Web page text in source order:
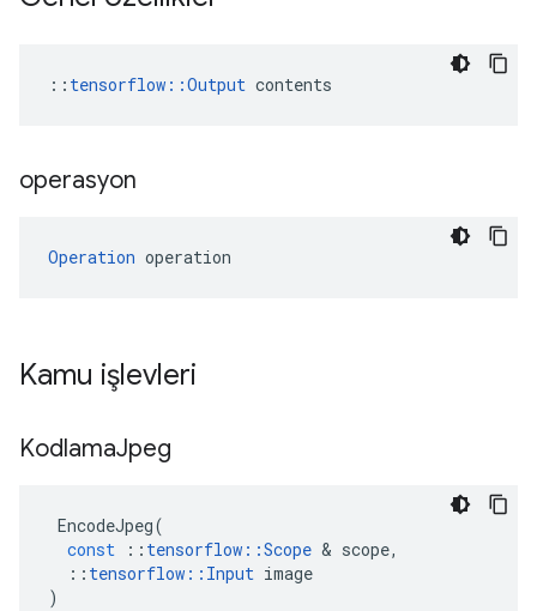
:: tensorflow::Output contents
operasyon
Operation operation
Kamu işlevleri
KodlamaJpeg
EncodeJpeg(
const
:: tensorflow ::Scope & scope,
:: tensorflow :: Input image
)